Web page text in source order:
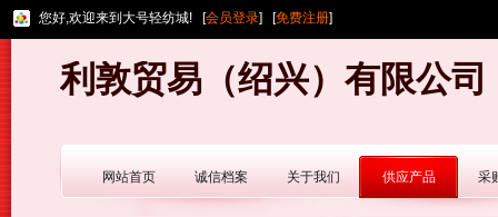
您好,欢迎来到大号轻纺城! [会员登录] [免费注册]
利敦贸易（绍兴）有限公司
网站首页 诚信档案 关于我们 供应产品 采